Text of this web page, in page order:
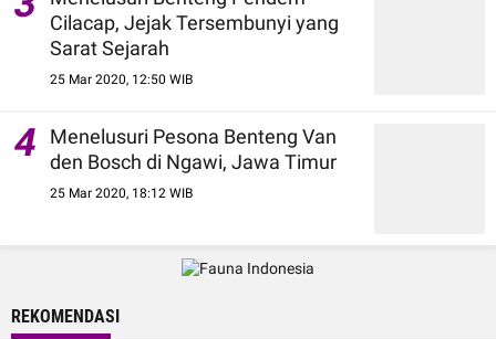
Cilacap, Jejak Tersembunyi yang
Sarat Sejarah
25 Mar 2020, 12:50 WIB
4
Menelusuri Pesona Benteng Van
den Bosch di Ngawi, Jawa Timur
25 Mar 2020, 18:12 WIB
REKOMENDASI